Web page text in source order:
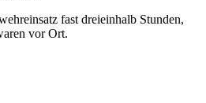
fast dreieinhalb Stunden,
vor Ort.